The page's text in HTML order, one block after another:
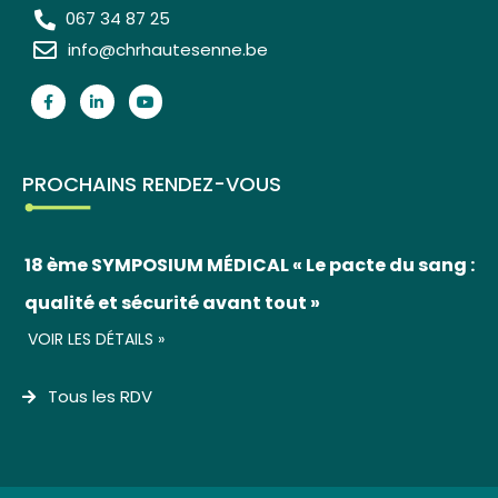
067 34 87 25
info@chrhautesenne.be
PROCHAINS RENDEZ-VOUS
18 ème SYMPOSIUM MÉDICAL « Le pacte du sang :
qualité et sécurité avant tout »
VOIR LES DÉTAILS »
Tous les RDV